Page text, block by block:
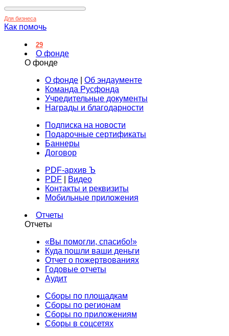
Для бизнеса
Как помочь
29
О фонде
О фонде
О фонде
Об эндаументе
Команда Русфонда
Учредительные документы
Награды и благодарности
Подписка на новости
Подарочные сертификаты
Баннеры
Договор
PDF-архив Ъ
PDF
Видео
Контакты и реквизиты
Мобильные приложения
Отчеты
Отчеты
«Вы помогли, спасибо!»
Куда пошли ваши деньги
Отчет о пожертвованиях
Годовые отчеты
Аудит
Сборы по площадкам
Сборы по регионам
Сборы по приложениям
Сборы в соцсетях